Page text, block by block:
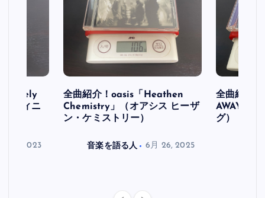
フィニ
30, 2023
全曲紹介！oasis「Heathen
Chemistry」（オアシス ヒーザ
ン・ケミストリー）
音楽を語る人 6月 26, 2025
全曲紹介
AWAY」
グ）